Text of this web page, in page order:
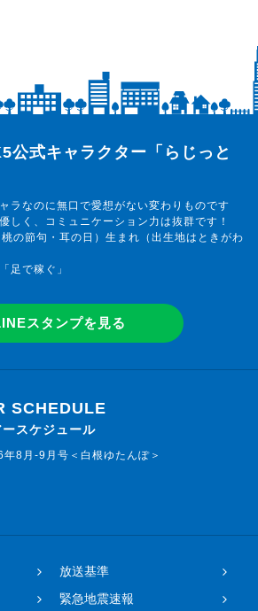
Smile SUMMIT】！
は・・・【@smilesummit795】
頂点を目指しましょう！●
公式キャラクター「らじっと
ラなのに無口で愛想がない変わりものです
しく、コミュニケーション力は抜群です！
の節句・耳の日）生まれ（出生地はときがわ
足で稼ぐ」
スタンプを見る
SCHEDULE
ースケジュール
8月-9月号＜白根ゆたんぽ＞
放送基準
緊急地震速報